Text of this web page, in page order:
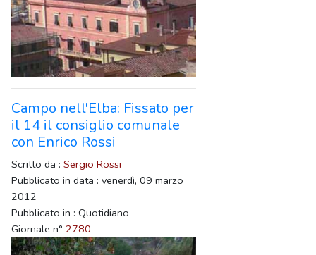
Campo nell'Elba: Fissato per
il 14 il consiglio comunale
con Enrico Rossi
Scritto da : Sergio Rossi
Pubblicato in data : venerdì, 09 marzo
2012
Pubblicato in : Quotidiano
Giornale n° 2780